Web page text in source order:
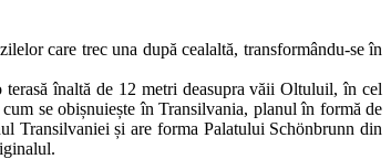
care trec una după cealaltă, transformându-se în
înaltă de 12 metri deasupra văii Oltuluil, în cel
se obișnuiește în Transilvania, planul în formă de
Transilvaniei și are forma Palatului Schönbrunn din